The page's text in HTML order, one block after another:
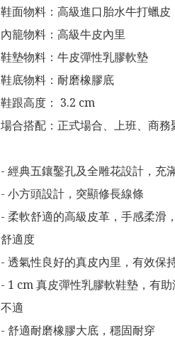
鞋面物料：高級進口胎水牛打蠟皮
內籠物料：高級牛皮內里
鞋墊物料：牛皮彈性乳膠軟墊
鞋底物料：耐磨橡膠底
鞋跟高度： 3.2 cm
場合搭配：正式場合、上班、商務
- 經典五鑲鑿孔及全雕花設計，充
- 小方頭設計，突顯修長線條
- 柔軟舒適的高級皮革，手感柔滑
舒適度
- 透氣性良好的真皮內里，有效保
- 1 cm 真皮彈性乳膠軟鞋墊，有
不適
- 舒適耐磨橡膠大底，穩固耐穿